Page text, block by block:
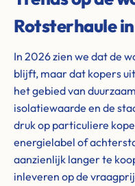
Rotsterhaule
In 2026 zien we dat de
blijft, maar dat kopers
het gebied van
isolatiewaarde en de
druk op particuliere
energielabel of
aanzienlijk langer te
inleveren op de